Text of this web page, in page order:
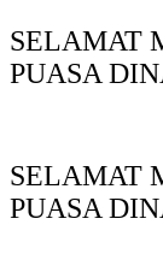
SELAMAT
PUASA
SELAMAT
PUASA